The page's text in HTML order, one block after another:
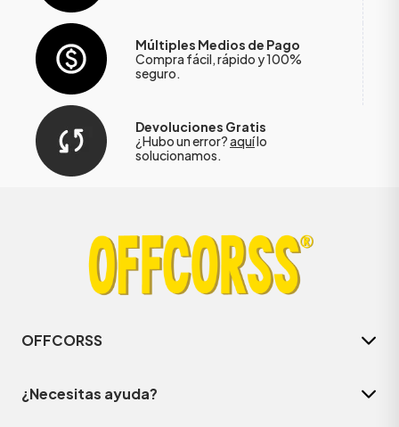
Múltiples Medios de Pago
Compra fácil, rápido y 100%
seguro.
Devoluciones Gratis
¿Hubo un error?aquílo
solucionamos.
OFFCORSS
¿Necesitas ayuda?